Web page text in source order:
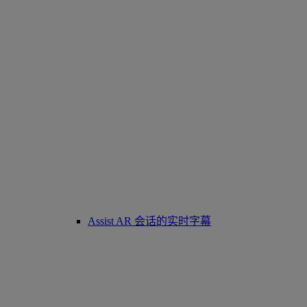
Assist AR 会话的实时字幕